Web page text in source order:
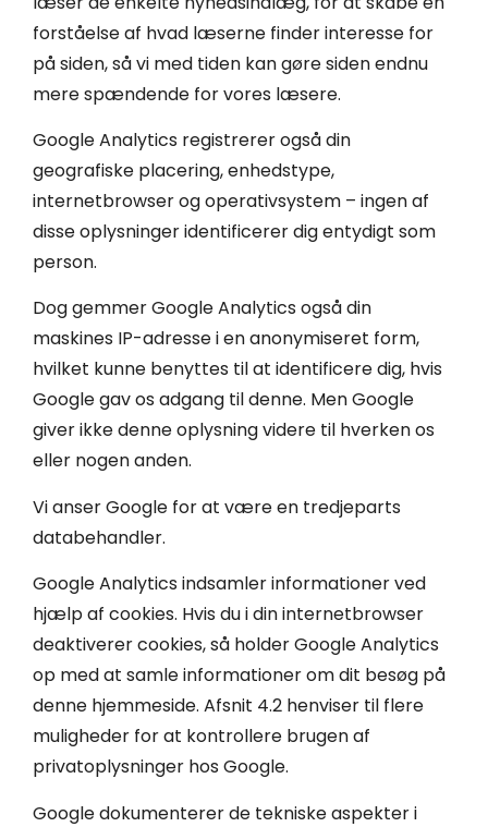
forståelse af hvad læserne finder interesse for
på siden, så vi med tiden kan gøre siden endnu
mere spændende for vores læsere.
Google Analytics registrerer også din
geografiske placering, enhedstype,
internetbrowser og operativsystem – ingen af
disse oplysninger identificerer dig entydigt som
person.
Dog gemmer Google Analytics også din
maskines IP-adresse i en anonymiseret form,
hvilket kunne benyttes til at identificere dig, hvis
Google gav os adgang til denne. Men Google
giver ikke denne oplysning videre til hverken os
eller nogen anden.
Vi anser Google for at være en tredjeparts
databehandler.
Google Analytics indsamler informationer ved
hjælp af cookies. Hvis du i din internetbrowser
deaktiverer cookies, så holder Google Analytics
op med at samle informationer om dit besøg på
denne hjemmeside. Afsnit 4.2 henviser til flere
muligheder for at kontrollere brugen af
privatoplysninger hos Google.
Google dokumenterer de tekniske aspekter i